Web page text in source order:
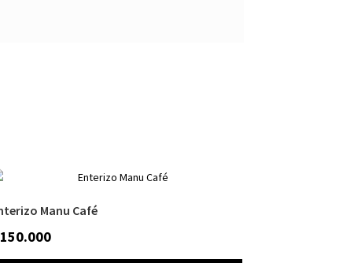
Manu Café
150.000